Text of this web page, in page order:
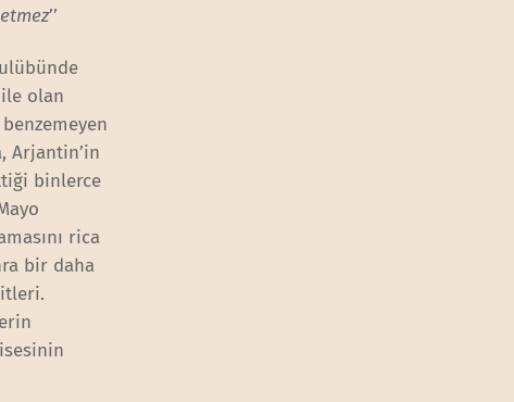
’’
ile olan
Arjantin’in
binlerce
rica
bir daha